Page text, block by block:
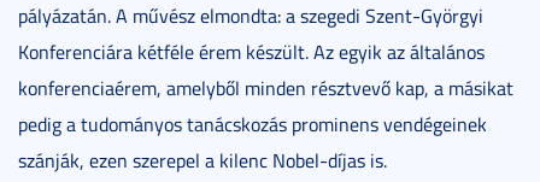
pályázatán. A művész elmondta: a szegedi Szent-Györgyi
Konferenciára kétféle érem készült. Az egyik az általános
konferenciaérem, amelyből minden résztvevő kap, a másikat
pedig a tudományos tanácskozás prominens vendégeinek
szánják, ezen szerepel a kilenc Nobel-díjas is.